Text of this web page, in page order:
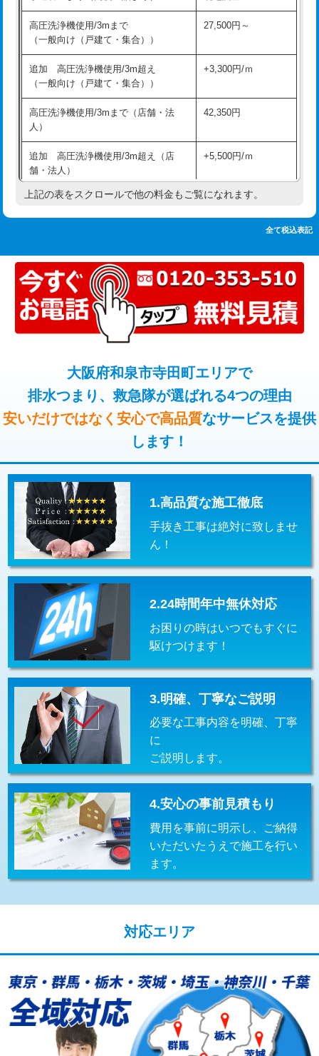
追加人工 16,500円
廃棄・処分 現場見積
※給水管工事は20mmまでの価格です。
持込商品取付（混合水栓）
持込商品取付（浄水器・分岐水栓） 16,500円
業）
排水管工事（追加 排水管工事/3ｍ超
え）
マス交換（土の掘削・埋め戻し作業） 11,000円~
マス交換（深さ50㎝以上） 66,000円
コンクリート斫り（厚さ10㎝まで） 27,500円
コンクリート斫り（厚さ10㎝超え） 38,500円
モルタル補修（厚さ10㎝まで） 27,500円
モルタル補修（厚さ10㎝超え） 38,500円
追加人工 16,500円
高圧洗浄機使用/3mまで
（一般向け（戸建て・集合））
27,500円～
追加 高圧洗浄機使用/3m超え
（一般向け（戸建て・集合））
+3,300円/ｍ
高圧洗浄機使用/3mまで（店舗・法
人）
42,350円
追加 高圧洗浄機使用/3m超え（店
舗・法人）
+5,500円/ｍ
高度高圧洗浄換 現地調査
トーラー機使用/3mまで 33,000円
追加トーラー機使用/3m超え +3,300円
カメラ調査 33,000円
止水・漏水調査・防水処理・清掃・修
理・調整・分解・加工など（軽作業）
11,000円
止水・漏水調査・防水処理・清掃・修
理・調整・分解・加工など（中作業）
22,000円
止水・漏水調査・防水処理・清掃・修
理・調整・分解・加工など（重作業）
33,000円
その他部品の脱着 8,800円～
交換・取付（タンク） 22,000円+材料費
交換・取付(単水栓（壁付・デッキ
式）)
13,200円+材料費
交換・取付(混合水栓（壁付・デッキ
式・ワンホール）)
16,500円+材料費
交換・取付(排水栓・排水トラップ
（P/S/ポップアップ））
22,000円+材料費
交換・取付（その他部品） 11,000円+材料費
持込商品取付（単水栓） 13,200円
持込商品取付（混合水栓） 16,500円
持込商品取付（浄水器・分岐水栓） 16,500円
給水管工事※（ホール加工) 16,500円
給水管工事※（バンド止め) 3,300円
給水管工事※（支持金具設置)
業)
給水管工事※（塩ビ管（VP・HI）使
用/3ｍまで)
33,000円
給水管工事※（塩ビ管（VP・HI）使
用（追加）/3ｍ超え)
+8,800円
上記の表をスクロールで他の料金もご覧になれます。
全て税込表記
大阪府和泉市寺田町エリアで
排水つまり、救急隊が選ばれる4つの理由
安いだけではなく安心で高品質なサービスを提供
します！
1.高品質な施工徹底
手抜き工事は絶対に致しませ
ん！
2.24時間年中無休対応
お困りの時はいつでもすぐに
駆けつけます！
3.明確、丁寧なご説明
必要な工事内容を明確、丁寧
に
ご説明します。
4.安心の事前見積もり
費用を事前に明示し、ご納得
いただいたうえで施工を行い
ます。
対応エリア